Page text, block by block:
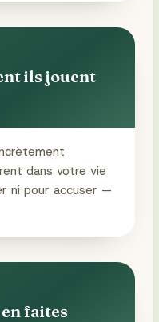
ils jouent
dans votre vie
ni pour accuser —
faites